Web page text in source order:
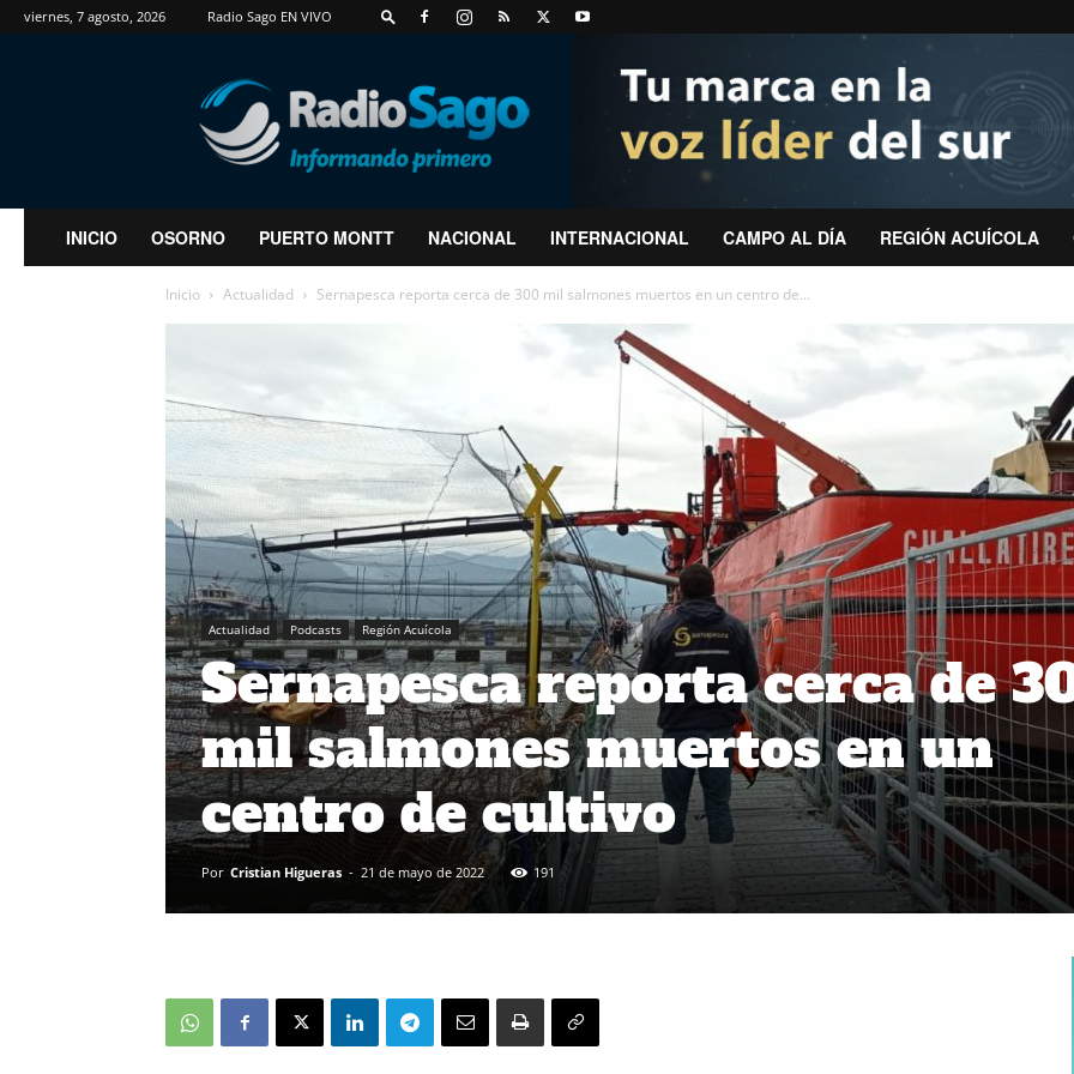
viernes, 7 agosto, 2026 Radio Sago EN VIVO
RadioSago
INICIO OSORNO PUERTO MONTT NACIONAL INTERNACIONAL CAMPO AL DÍA REGIÓN ACUÍCOLA
Inicio Actualidad Sernapesca reporta cerca de 300 mil salmones muertos en un centro de...
Actualidad Podcasts Región Acuícola
Sernapesca reporta cerca de
mil salmones muertos en un
centro de cultivo
Por Cristian Higueras - 21 de mayo de 2022 191